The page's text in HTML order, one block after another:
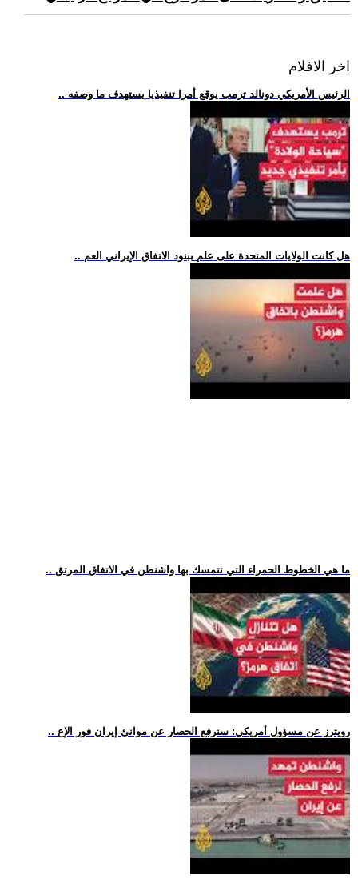
اخر الافلام
.. الرئيس الأمريكي دونالد ترمب يوقع أمرا تنفيذيا يستهدف ما وصفه
.. هل كانت الولايات المتحدة على علم ببنود الاتفاق الإيراني العم
.. ما هي الخطوط الحمراء التي تتمسك بها واشنطن في الاتفاق المرتق
.. رويترز عن مسؤول أمريكي: سنرفع الحصار عن موانئ إيران فور الإع